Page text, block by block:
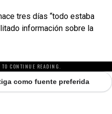
tres días “todo estaba
información sobre la
TO CONTINUE READING.
como fuente preferida